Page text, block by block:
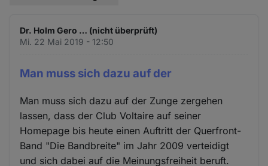
Dr. Holm Gero … (nicht überprüft)
Mi. 22 Mai 2019 - 12:50
Man muss sich dazu auf der
Man muss sich dazu auf der Zunge zergehen
lassen, dass der Club Voltaire auf seiner
Homepage bis heute einen Auftritt der Querfront-
Band "Die Bandbreite" im Jahr 2009 verteidigt
und sich dabei auf die Meinungsfreiheit beruft.